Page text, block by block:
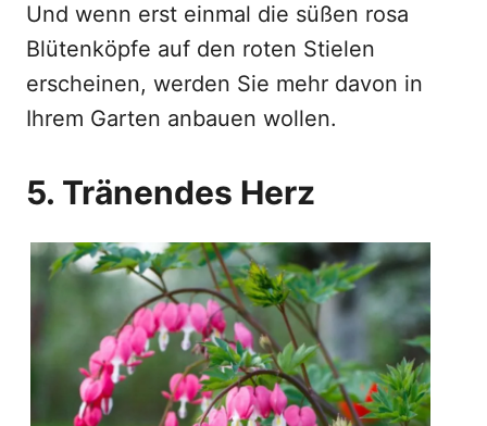
Und wenn erst einmal die süßen rosa
Blütenköpfe auf den roten Stielen
erscheinen, werden Sie mehr davon in
Ihrem Garten anbauen wollen.
5. Tränendes Herz